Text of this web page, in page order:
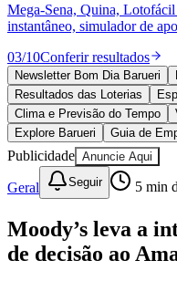
Política
Esportes
Saúde
Segurança
Cultura
Meio Ambiente
Obras
Educação
Bairros de Barueri
Selecione sua regiãoPara
Mega-Sena, Quina,
instantâneo, simulador de
03/10Conferir resultados
Newsletter Bom Dia Barueri
Resultados das Loterias
Clima e Previsão do Tempo
Explore Barueri
Guia de
Publicidade Anuncie Aqui
Geral Seguir 5 min
Moody’s leva a
de decisão ao